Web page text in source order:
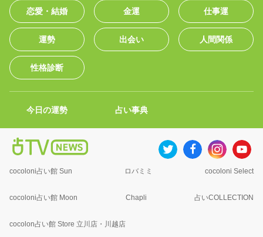
恋愛・結婚 金運 仕事運
運勢 出会い 人間関係
性格診断
今日の運勢 占い事典
cocoloni占い館 Sun ロバミミ cocoloni Select
cocoloni占い館 Moon Chapli 占いCOLLECTION
cocolon占い館 Store 立川店・川越店